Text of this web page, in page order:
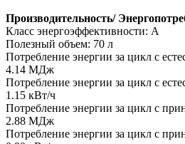
Производительность/
Класс энергоэффективности: A
Полезный объем: 70 л
Потребление энергии за цикл с
4.14 МДж
Потребление энергии за цикл с
1.15 кВт/ч
Потребление энергии за цикл с
2.88 МДж
Потребление энергии за цикл с